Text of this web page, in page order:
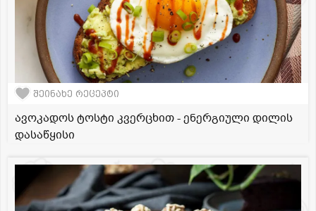
შეინახე რეცეპტი
ავოკადოს ტოსტი კვერცხით - ენერგიული დილის
დასაწყისი